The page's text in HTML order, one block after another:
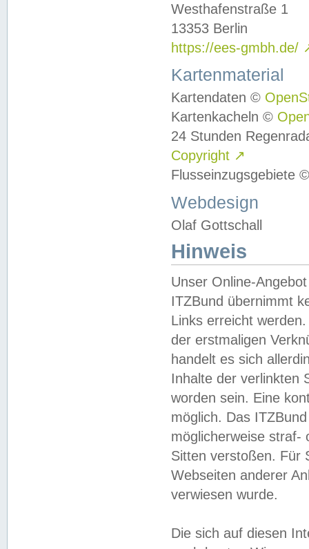
Westhafenstraße 1
13353 Berlin
https://ees-gmbh.de/
Kartenmaterial
Kartendaten ©
Kartenkacheln ©
24 Stunden
Copyright ↗
Flusseinzugsgebiete
Webdesign
Olaf Gottschall
Hinweis
Unser Online-
ITZBund übernimmt
Links erreicht
der erstmaligen
handelt es sich
Inhalte der verlinkten
worden sein. Eine
möglich. Das
möglicherweise straf-
Sitten verstoßen. Für
Webseiten anderer
verwiesen wurde.
Die sich auf diesen